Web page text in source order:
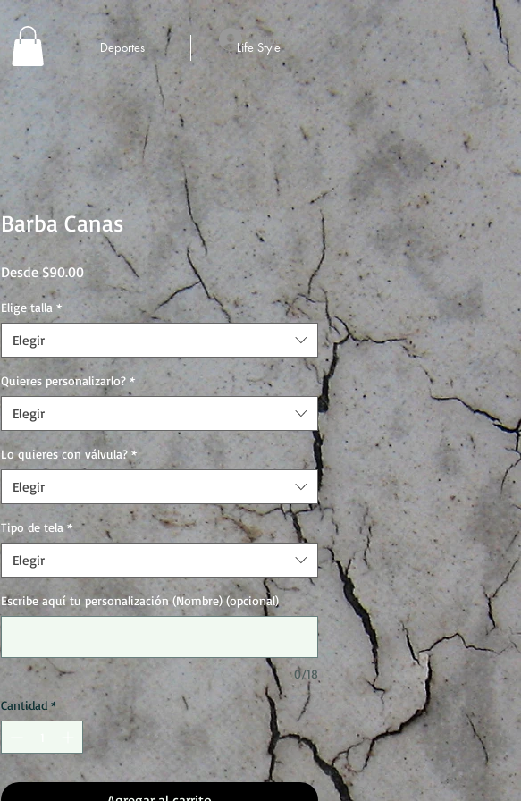
Deportes Life StyleIniciar sesión
Barba Canas
Desde$90.00Precio
de
oferta
Elige talla *
Elegir
Quieres personalizarlo? *
Elegir
Lo quieres con válvula? *
Elegir
Tipo de tela *
Elegir
Escribe aquí tu personalización (Nombre) (opcional)
0/18
Cantidad *